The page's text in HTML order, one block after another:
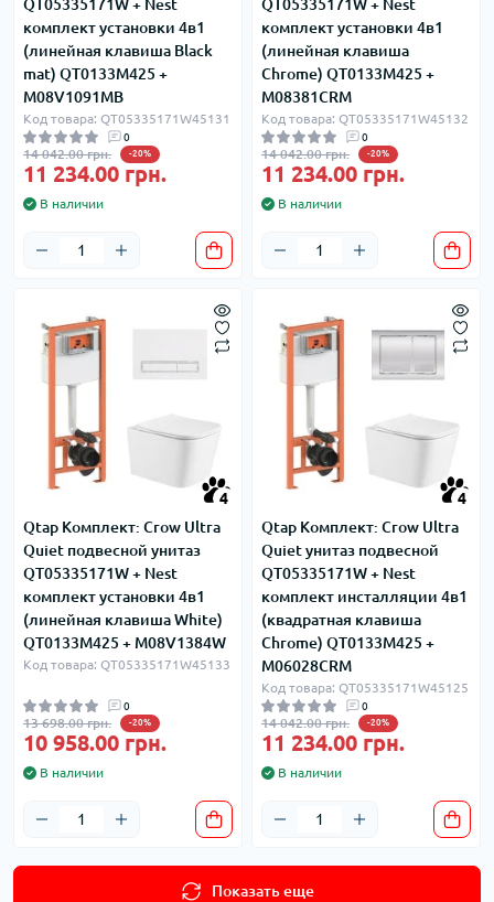
QT05335171W + Nest
комплект установки 4в1
(линейная клавиша Black
mat) QT0133M425 +
M08V1091MB
Код товара: QT05335171W45131
0
14 042.00 грн. -20%
11 234.00 грн.
В наличии
QT05335171W + Nest
комплект установки 4в1
(линейная клавиша
Chrome) QT0133M425 +
M08381CRM
Код товара: QT05335171W45132
0
14 042.00 грн. -20%
11 234.00 грн.
В наличии
4
Qtap Комплект: Crow Ultra
Quiet подвесной унитаз
QT05335171W + Nest
комплект установки 4в1
(линейная клавиша White)
QT0133M425 + M08V1384W
Код товара: QT05335171W45133
0
13 698.00 грн. -20%
10 958.00 грн.
В наличии
4
Qtap Комплект: Crow Ultra
Quiet унитаз подвесной
QT05335171W + Nest
комплект инсталляции 4в1
(квадратная клавиша
Chrome) QT0133M425 +
M06028CRM
Код товара: QT05335171W45125
0
14 042.00 грн. -20%
11 234.00 грн.
В наличии
Показать еще